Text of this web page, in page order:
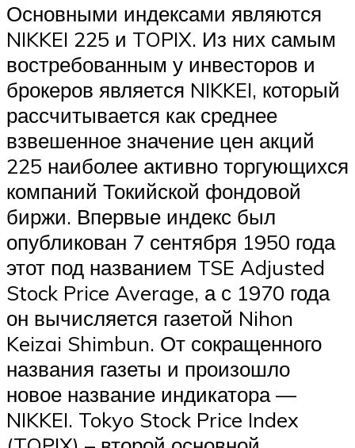
Основными индексами являются
NIKKEI 225 и TOPIX. Из них самым
востребованным у инвесторов и
брокеров является NIKKEI, который
рассчитывается как среднее
взвешенное значение цен акций
225 наиболее активно торгующихся
компаний Токийской фондовой
биржи. Впервые индекс был
опубликован 7 сентября 1950 года
этот под названием TSE Adjusted
Stock Price Average, а с 1970 года
он вычисляется газетой Nihon
Keizai Shimbun. От сокращенного
названия газеты и произошло
новое название индикатора —
NIKKEI. Tokyo Stock Price Index